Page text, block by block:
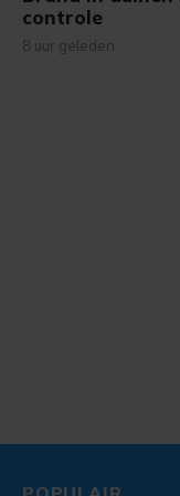
controle
8 uur geleden